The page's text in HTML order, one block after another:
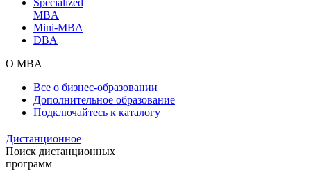
MBA
Mini-MBA
DBA
О MBA
Все о бизнес-образовании
Дополнительное образование
Подключайтесь к каталогу
Дистанционное
Поиск дистанционных
программ